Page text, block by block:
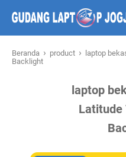
Beranda › product ›
laptop
Backlight
laptop
Latitude